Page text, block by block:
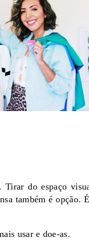
do espaço
também é opção.
usar e doe-as.